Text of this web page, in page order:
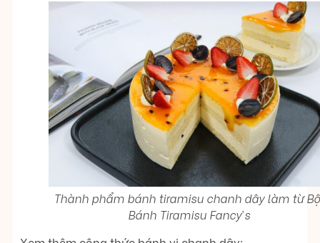
Thành phẩm bánh tiramisu chanh dây làm từ
Bánh Tiramisu Fancy’s